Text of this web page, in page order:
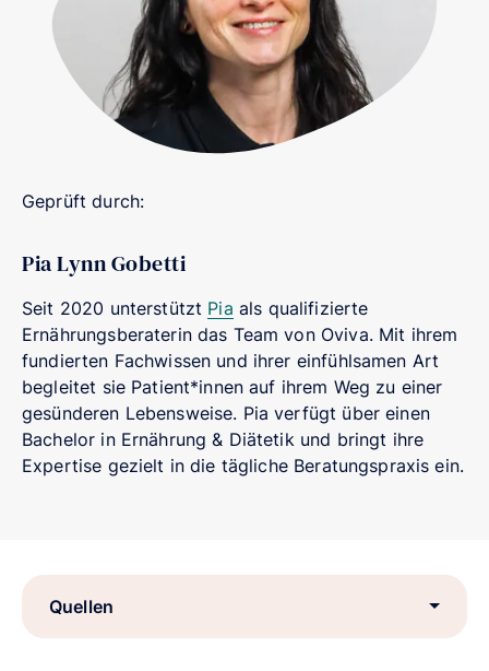
Geprüft durch:
Pia Lynn Gobetti
Seit 2020 unterstützt Pia als qualifizierte
Ernährungsberaterin das Team von Oviva. Mit ihrem
fundierten Fachwissen und ihrer einfühlsamen Art
begleitet sie Patient*innen auf ihrem Weg zu einer
gesünderen Lebensweise. Pia verfügt über einen
Bachelor in Ernährung & Diätetik und bringt ihre
Expertise gezielt in die tägliche Beratungspraxis ein.
Quellen